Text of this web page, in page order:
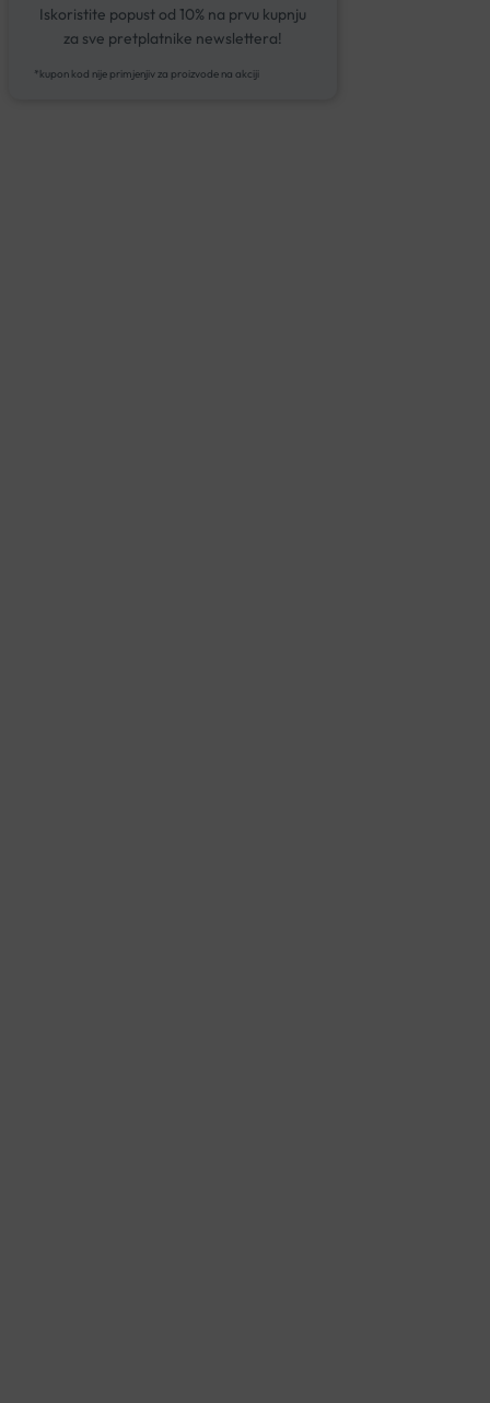
Iskoristite popust od 10% na prvu kupnju
za sve pretplatnike newslettera!
*kupon kod nije primjenjiv za proizvode na akciji